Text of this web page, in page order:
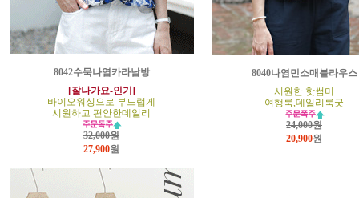
8042수묵나염카라남방
[잘나가요-인기]
바이오워싱으로 부드럽게
시원하고 편안한데일리
32,000원
27,900원
8040나염민소매블라우스
시원한 핫썸머
여행룩,데일리룩굿
24,000원
20,900원